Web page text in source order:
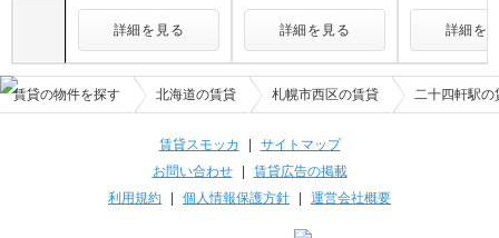
詳細を見る 詳細を見る 詳細を
賃貸の物件を探す 北海道の賃貸 札幌市西区の賃貸 二十四軒駅の
賃貸スモッカ
サイトマップ
お問い合わせ| 賃貸広告の掲載
利用規約
個人情報保護方針 運営会社概要